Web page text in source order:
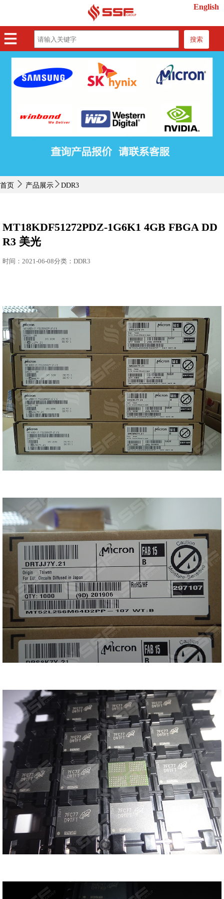
English
搜索
首页
产品展示
行业动态
首页 产品展示 DDR3
MT18KDF51272PDZ-1G6K1 4GB FBGA DD
R3 美光
时间：2021-06-08分类：DDR3